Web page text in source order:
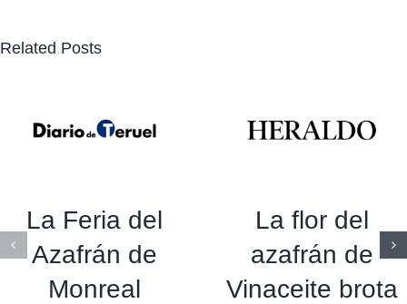
Related Posts
La Feria del
Azafrán de
Monreal
La flor del
azafrán de
Vinaceite brota